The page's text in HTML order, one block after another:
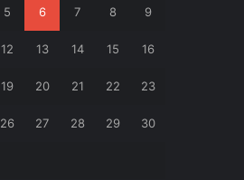
5 6 7 8 9
12 13 14 15 16
19 20 21 22 23
26 27 28 29 30